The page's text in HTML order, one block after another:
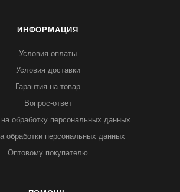
ИНФОРМАЦИЯ
Условия оплаты
Условия доставки
Гарантия на товар
Вопрос-ответ
обработку персональных данных
обработки персональных данных
Оптовому покупателю